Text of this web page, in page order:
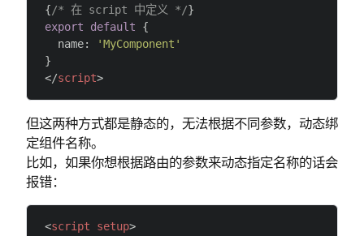
{/* 在 script 中定义 */}
export default {
  name:
'MyComponent'
}
</script>
但这两种方式都是静态的，无法根据不同参数，动态绑
定组件名称。
比如，如果你想根据路由的参数来动态指定名称的话会
报错：
<script setup>